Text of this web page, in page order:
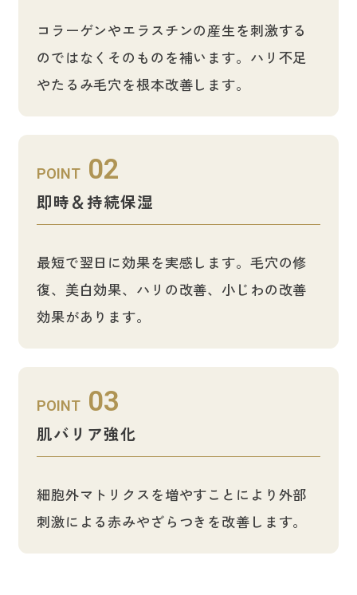
コラーゲンやエラスチンの産生を刺激する
のではなくそのものを補います。ハリ不足
やたるみ毛穴を根本改善します。
POINT 02
即時＆持続保湿
最短で翌日に効果を実感します。毛穴の修
復、美白効果、ハリの改善、小じわの改善
効果があります。
POINT 03
肌バリア強化
細胞外マトリクスを増やすことにより外部
刺激による赤みやざらつきを改善します。